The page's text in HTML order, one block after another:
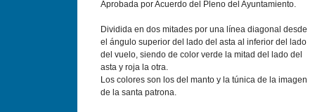
Aprobada por Acuerdo del Pleno del Ayuntamiento.
Dividida en dos mitades por una lí­nea diagonal desde
el ángulo superior del lado del asta al inferior del lado
del vuelo, siendo de color verde la mitad del lado del
asta y roja la otra.
Los colores son los del manto y la túnica de la imagen
de la santa patrona.